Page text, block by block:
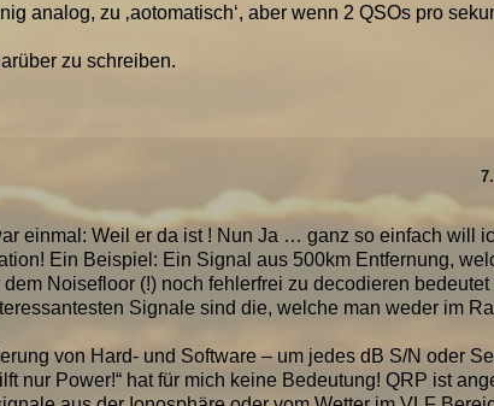
analog, zu ‚aotomatisch‘, aber wenn 2 QSOs pro
zu schreiben.
einmal: Weil er da ist ! Nun Ja … ganz so einfach will
Ein Beispiel: Ein Signal aus 500km Entfernung,
Noisefloor (!) noch fehlerfrei zu decodieren bedeutet
Signale sind die, welche man weder im
von Hard- und Software – um jedes dB S/N oder
nur Power!“ hat für mich keine Bedeutung! QRP ist